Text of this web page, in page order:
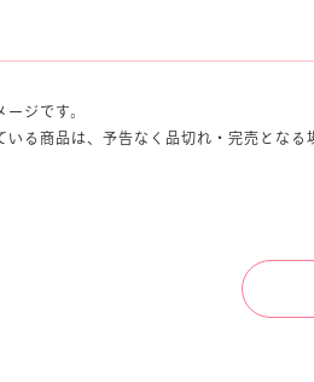
ージです。
いる商品は、予告なく品切れ・完売となる